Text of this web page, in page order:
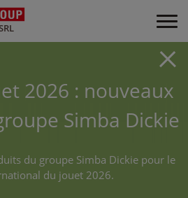
2026 : nouveaux
Simba Dickie
du groupe Simba Dickie pour le
du jouet 2026.